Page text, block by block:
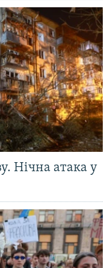
Нічна атака у